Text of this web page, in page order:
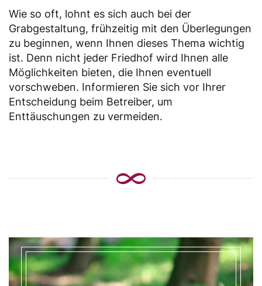
Wie so oft, lohnt es sich auch bei der
Grabgestaltung, frühzeitig mit den Überlegungen
zu beginnen, wenn Ihnen dieses Thema wichtig
ist. Denn nicht jeder Friedhof wird Ihnen alle
Möglichkeiten bieten, die Ihnen eventuell
vorschweben. Informieren Sie sich vor Ihrer
Entscheidung beim Betreiber, um
Enttäuschungen zu vermeiden.